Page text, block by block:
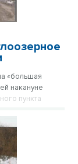
«большая
накануне
пункта